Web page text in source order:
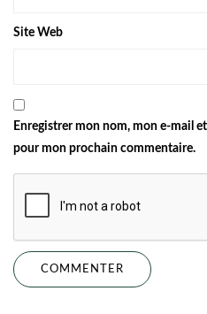
Site Web
Enregistrer mon nom, mon e-mail
pour mon prochain commentaire.